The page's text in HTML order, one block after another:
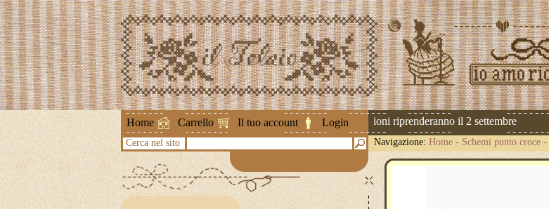
Home Carrello Il tuo account Login
Attenzione ! Le spedizioni riprenderanno il 2 settembre
Cerca nel sito Navigazione: Home - Schemi punto croce -